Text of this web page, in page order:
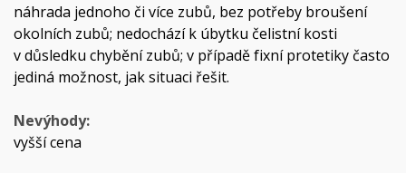
náhrada jednoho či více zubů, bez potřeby broušení
okolních zubů; nedochází k úbytku čelistní kosti
v důsledku chybění zubů; v případě fixní protetiky často
jediná možnost, jak situaci řešit.
Nevýhody:
vyšší cena